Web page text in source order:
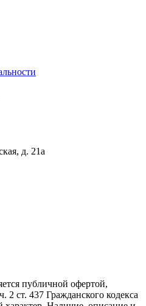
д. 21а
публичной офертой,
ст. 437 Гражданского кодекса